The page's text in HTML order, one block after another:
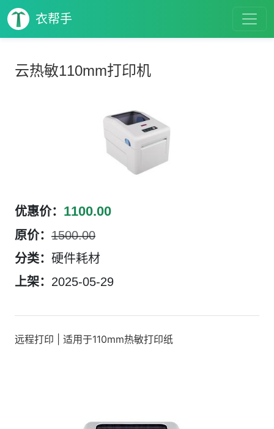
衣帮手
云热敏110mm打印机
优惠价： 1100.00
原价： 1500.00
分类： 硬件耗材
上架： 2025-05-29
远程打印 | 适用于110mm热敏打印纸